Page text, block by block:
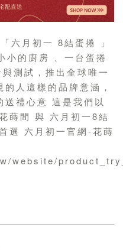
六月初一 8結蛋捲 」
小的廚房 、一台蛋捲
測試，推出全球唯一
人這樣的品牌意涵，
送禮心意 這是我們以
蒔間 與 六月初一8結
選 六月初一官網-花蒔
website/